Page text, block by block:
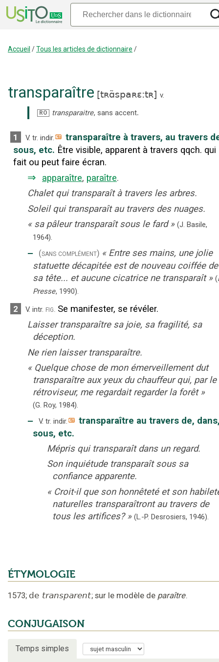
Accueil /Tous les articles de dictionnaire /
transparaître [tʀɑ̃spaʀɛ:tʀ] v.
RO transparaitre, sans accent.
1 V. tr. indir.
transparaître à travers, au travers
sous, etc. Être visible, apparent à travers qqch. qui
fait ou peut faire écran.
⇒ apparaître, paraître.
Chalet qui transparaît à travers les arbres.
Soleil qui transparaît au travers des nuages.
« sa pâleur transparaît sous le fard » (J. Basile,
1964).
‒ (sans complément) « Entre ses mains, une jolie
statuette décapitée est de nouveau coiffée de
sa tête... et aucune cicatrice ne transparaît » (
Presse, 1990).
2 V. intr. fig. Se manifester, se révéler.
Laisser transparaître sa joie, sa fragilité, sa
déception.
Ne rien laisser transparaître.
« Quelque chose de mon émerveillement dut
transparaître aux yeux du chauffeur qui, par le
rétroviseur, me regardait regarder la forêt »
(G. Roy, 1984).
‒ V. tr. indir.
transparaître au travers de,
sous, etc.
Mépris qui transparaît dans un regard.
Son inquiétude transparaît sous sa
confiance apparente.
« Croit-il que son honnêteté et son
naturelles transparaîtront au travers de
tous les artifices? » (L.-P. Desrosiers, 1946).
ÉTYMOLOGIE
1573; de transparent; sur le modèle de paraître.
CONJUGAISON
Temps simples